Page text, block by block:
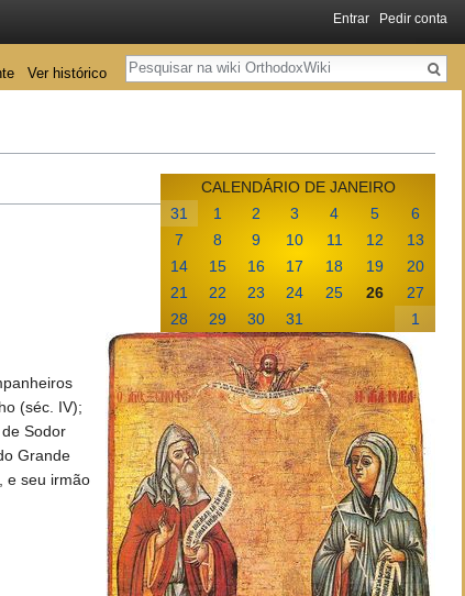
CALENDÁRIO DE JANEIRO
31
1 2 3 4 5
6
7
8 9 10 11 12
13
14
15 16 17 18 19
20
21
22 23 24 25 26
27
28
29 30 31 1
(séc. IV);
Sodor
Grande
e seu irmão
Entrar Pedir conta
Ver histórico
Pesquisa